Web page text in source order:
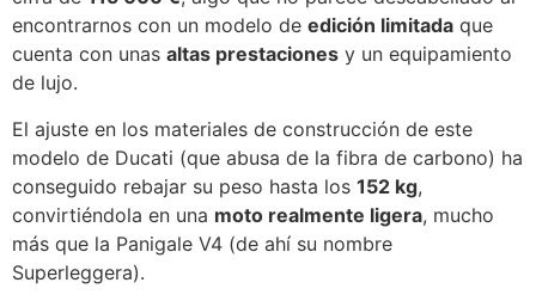
encontrarnos con un modelo de edición limitada que
cuenta con unas altas prestaciones y un equipamiento
de lujo.
El ajuste en los materiales de construcción de este
modelo de Ducati (que abusa de la fibra de carbono) ha
conseguido rebajar su peso hasta los 152 kg,
convirtiéndola en una moto realmente ligera, mucho
más que la Panigale V4 (de ahí su nombre
Superleggera).